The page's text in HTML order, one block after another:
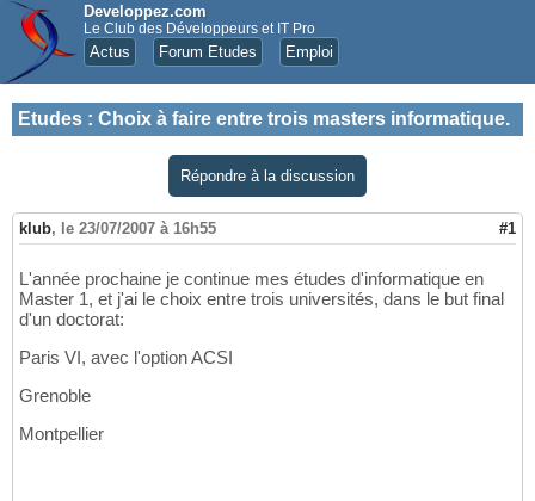
Developpez.com
Le Club des Développeurs et IT Pro
Actus Forum Etudes Emploi
Etudes : Choix à faire entre trois masters informatique.
Répondre à la discussion
klub, le 23/07/2007 à 16h55 #1
L'année prochaine je continue mes études d'informatique en
Master 1, et j'ai le choix entre trois universités, dans le but final
d'un doctorat:
Paris VI, avec l'option ACSI
Grenoble
Montpellier